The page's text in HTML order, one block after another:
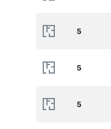
5
5
5